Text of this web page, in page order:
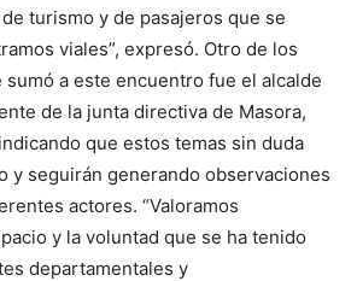
turismo y de pasajeros que se
viales”, expresó. Otro de los
sumó a este encuentro fue el alcalde
de la junta directiva de Masora,
que estos temas sin duda
y seguirán generando observaciones
actores. “Valoramos
y la voluntad que se ha tenido
departamentales y